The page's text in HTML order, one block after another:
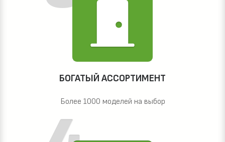
БОГАТЫЙ АССОРТИМЕНТ
Более 1000 моделей на выбор